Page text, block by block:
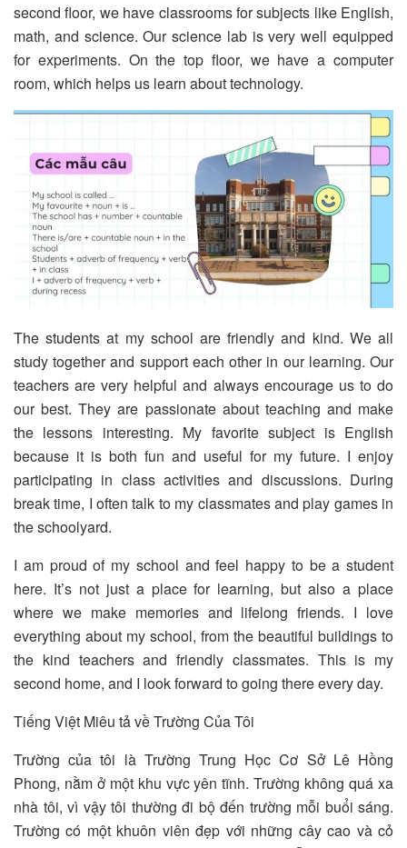
second floor, we have classrooms for subjects like English,
math, and science. Our science lab is very well equipped
for experiments. On the top floor, we have a computer
room, which helps us learn about technology.
The students at my school are friendly and kind. We all
study together and support each other in our learning. Our
teachers are very helpful and always encourage us to do
our best. They are passionate about teaching and make
the lessons interesting. My favorite subject is English
because it is both fun and useful for my future. I enjoy
participating in class activities and discussions. During
break time, I often talk to my classmates and play games in
the schoolyard.
I am proud of my school and feel happy to be a student
here. It’s not just a place for learning, but also a place
where we make memories and lifelong friends. I love
everything about my school, from the beautiful buildings to
the kind teachers and friendly classmates. This is my
second home, and I look forward to going there every day.
Tiếng Việt Miêu tả về Trường Của Tôi
Trường của tôi là Trường Trung Học Cơ Sở Lê Hồng
Phong, nằm ở một khu vực yên tĩnh. Trường không quá xa
nhà tôi, vì vậy tôi thường đi bộ đến trường mỗi buổi sáng.
Trường có một khuôn viên đẹp với những cây cao và cỏ